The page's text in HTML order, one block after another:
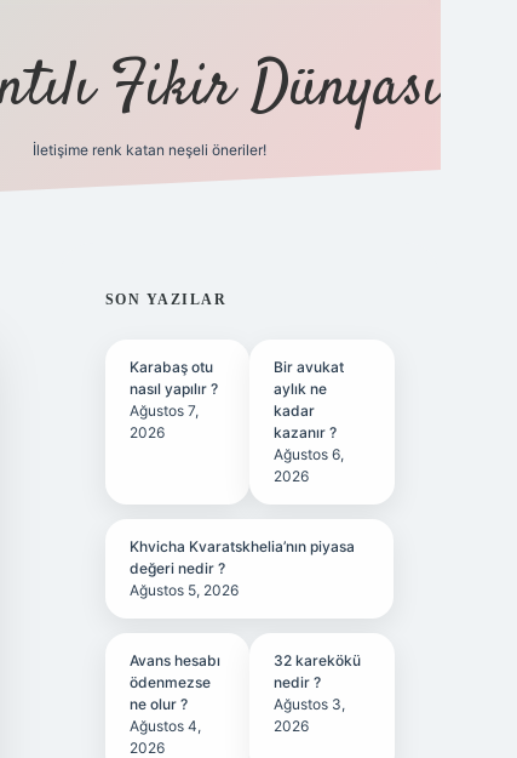
Fikir Dünyası
İletişime renk katan neşeli öneriler!
SIDEBAR
SON YAZILAR
Karabaş otu
nasıl yapılır ?
Ağustos 7,
2026
Bir avukat
aylık ne
kadar
kazanır ?
Ağustos 6,
2026
Khvicha Kvaratskhelia’nın piyasa
değeri nedir ?
Ağustos 5, 2026
Avans hesabı
ödenmezse
ne olur ?
Ağustos 4,
2026
32 karekökü
nedir ?
Ağustos 3,
2026